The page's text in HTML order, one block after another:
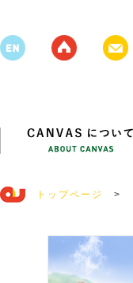
トップページ >